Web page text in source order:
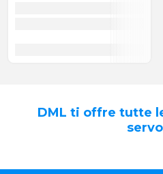
DML ti offre tutte